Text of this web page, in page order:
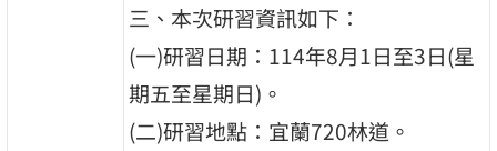
三、本次研習資訊如下：
(一)研習日期：114年8月1日至3日(星
期五至星期日)。
(二)研習地點：宜蘭720林道。